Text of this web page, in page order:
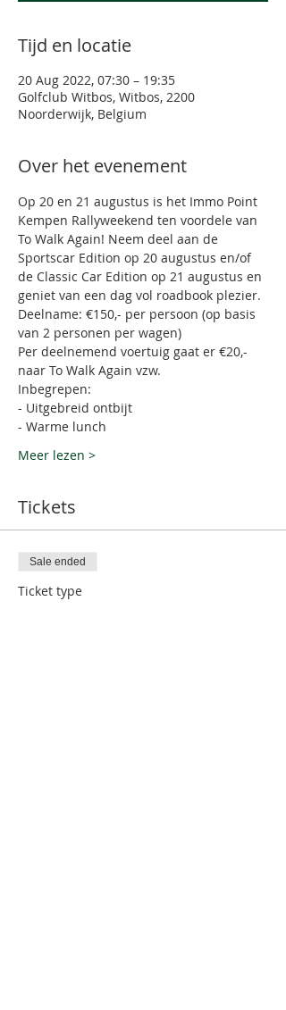
Tijd en locatie
20 Aug 2022, 07:30 – 19:35
Golfclub Witbos, Witbos, 2200
Noorderwijk, Belgium
Over het evenement
Op 20 en 21 augustus is het Immo Point
Kempen Rallyweekend ten voordele van
To Walk Again! Neem deel aan de
Sportscar Edition op 20 augustus en/of
de Classic Car Edition op 21 augustus en
geniet van een dag vol roadbook plezier.
Deelname: €150,- per persoon (op basis
van 2 personen per wagen)
Per deelnemend voertuig gaat er €20,-
naar To Walk Again vzw.
Inbegrepen:
- Uitgebreid ontbijt
- Warme lunch
Meer lezen >
Tickets
Sale ended
Ticket type